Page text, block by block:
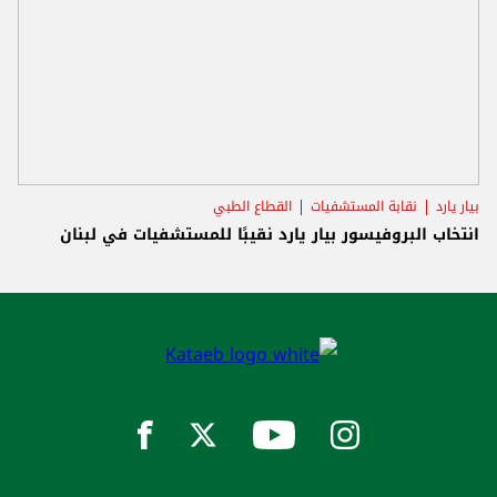
بيار يارد نقابة المستشفيات القطاع الطبي
انتخاب البروفيسور بيار يارد نقيبًا للمستشفيات في لبنان